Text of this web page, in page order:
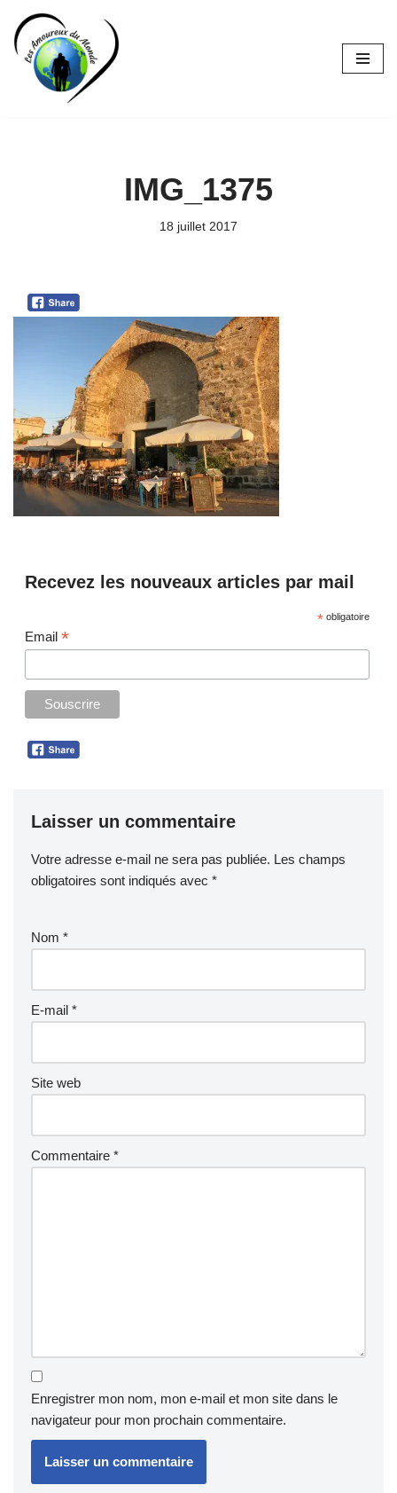
Aller
contenu
IMG_1375
18 juillet 2017
Recevez les nouveaux articles par mail
*obligatoire
Email *
Laisser un commentaire
Votre adresse e-mail ne sera pas publiée. Les champs
obligatoires sont indiqués avec *
Nom *
E-mail *
Site web
Commentaire *
Enregistrer mon nom, mon e-mail et mon site dans le
navigateur pour mon prochain commentaire.